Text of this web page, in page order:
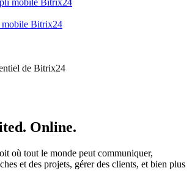
mobile Bitrix24
de Bitrix24
Online.
où tout le monde peut communiquer,
et des projets, gérer des clients, et bien plus